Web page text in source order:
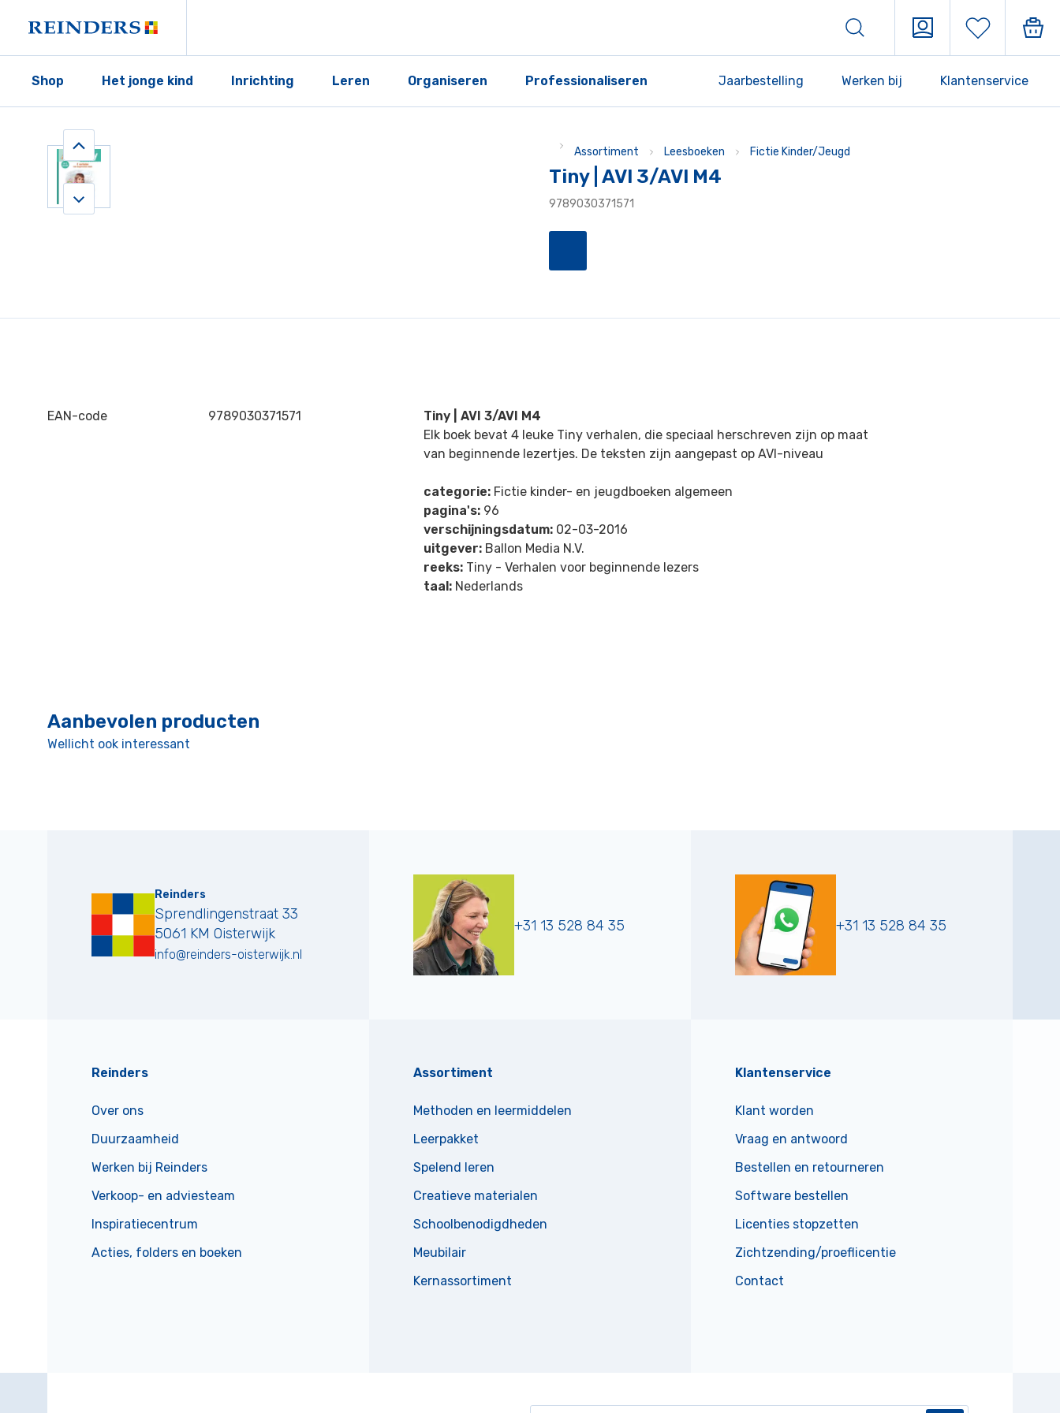
Shop Het jonge kind Inrichting Leren Organiseren Professionaliseren Jaarbestelling Werken bij Klantenservice
Assortiment Leesboeken Fictie Kinder/Jeugd
Tiny | AVI 3/AVI M4
9789030371571
EAN-code 9789030371571
Tiny | AVI 3/AVI M4
Elk boek bevat 4 leuke Tiny verhalen, die speciaal herschreven zijn op maat
van beginnende lezertjes. De teksten zijn aangepast op AVI-niveau
categorie: Fictie kinder- en jeugdboeken algemeen
pagina's: 96
verschijningsdatum: 02-03-2016
uitgever: Ballon Media N.V.
reeks: Tiny - Verhalen voor beginnende lezers
taal: Nederlands
Aanbevolen producten
Wellicht ook interessant
Reinders
Sprendlingenstraat 33
5061 KM Oisterwijk
info@reinders-oisterwijk.nl
+31 13 528 84 35 +31 13 528 84 35
Reinders
Over ons
Duurzaamheid
Werken bij Reinders
Verkoop- en adviesteam
Inspiratiecentrum
Acties, folders en boeken
Assortiment
Methoden en leermiddelen
Leerpakket
Spelend leren
Creatieve materialen
Schoolbenodigdheden
Meubilair
Kernassortiment
Klantenservice
Klant worden
Vraag en antwoord
Bestellen en retourneren
Software bestellen
Licenties stopzetten
Zichtzending/proeflicentie
Contact